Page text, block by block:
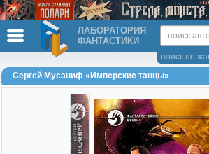
ЛАБОРАТОРИЯ
ФАНТАСТИКИ
поиск по
Сергей Мусаниф «Имперские танцы»